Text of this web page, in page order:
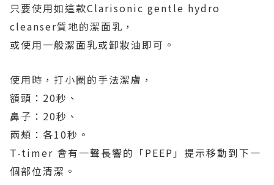
只要使用如這款Clarisonic gentle hydro
cleanser質地的潔面乳，
或使用一般潔面乳或卸妝油即可。
使用時，打小圈的手法潔膚，
額頭：20秒、
鼻子：20秒、
兩頰：各10秒。
T-timer 會有一聲長響的「PEEP」提示移動到下一
個部位清潔。